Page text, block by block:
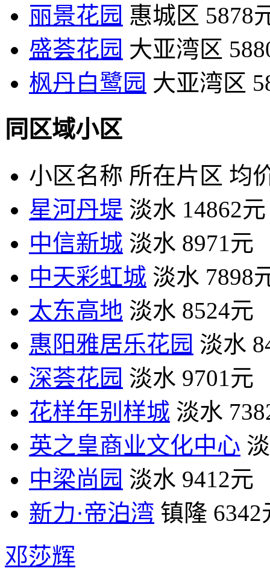
丽景花园 惠城区 5878
盛荟花园 大亚湾区
枫丹白鹭园 大亚湾区
同区域小区
小区名称 所在片区 均
星河丹堤 淡水 14862元
中信新城 淡水 8971元
中天彩虹城 淡水 7898
太东高地 淡水 8524元
惠阳雅居乐花园 淡水
深荟花园 淡水 9701元
花样年别样城 淡水
英之皇商业文化中心
中梁尚园 淡水 9412元
新力·帝泊湾 镇隆 6342
邓莎辉